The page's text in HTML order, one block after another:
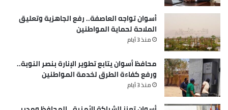
أسوان تواجه العاصفة.. رفع الجاهزية وتعليق
الملاحة لحماية المواطنين
منذ 3 أيام
محافظ أسوان يتابع تطوير الإنارة بنصر النوبة..
ورفع كفاءة الطرق لخدمة المواطنين
منذ 3 أيام